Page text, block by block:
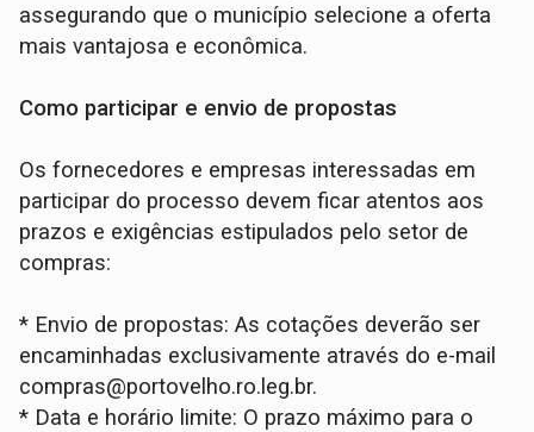
assegurando que o município selecione a oferta
mais vantajosa e econômica.
Como participar e envio de propostas
Os fornecedores e empresas interessadas em
participar do processo devem ficar atentos aos
prazos e exigências estipulados pelo setor de
compras:
* Envio de propostas: As cotações deverão ser
encaminhadas exclusivamente através do e-mail
compras@portovelho.ro.leg.br.
* Data e horário limite: O prazo máximo para o